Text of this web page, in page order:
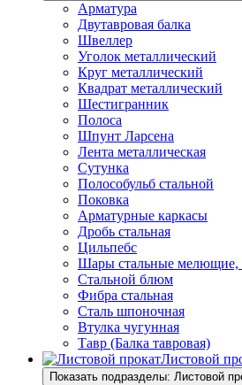
Арматура
Двутавровая балка
Швеллер
Уголок металлический
Круг металлический
Квадрат металлический
Шестигранник
Полоса
Шпунт Ларсена
Лента металлическая
Сутунка
Полособульб стальной
Поковка
Арматурные каркасы
Дробь стальная
Цильпебс
Шары стальные мелющие,
Стальной блюм
Фибра стальная
Сталь шпоночная
Втулка чугунная
Тавр (Балка тавровая)
Листовой
Показать подразделы: Листовой